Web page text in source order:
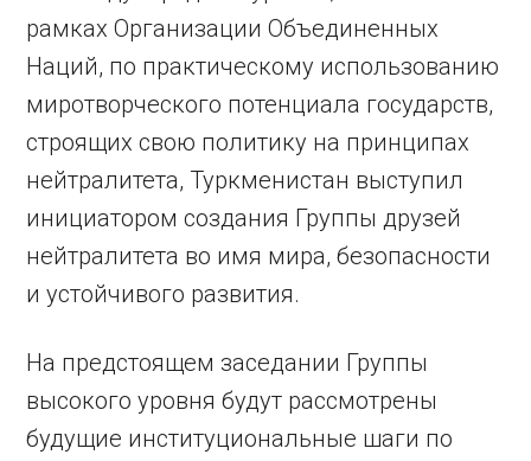
рамках Организации Объединенных
Наций, по практическому использованию
миротворческого потенциала государств,
строящих свою политику на принципах
нейтралитета, Туркменистан выступил
инициатором создания Группы друзей
нейтралитета во имя мира, безопасности
и устойчивого развития.
На предстоящем заседании Группы
высокого уровня будут рассмотрены
будущие институциональные шаги по